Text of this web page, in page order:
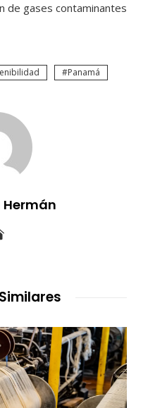
de gases contaminantes
Panamá
Hermán